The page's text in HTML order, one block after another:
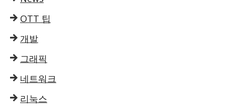
OTT 팁
개발
그래픽
네트워크
리눅스